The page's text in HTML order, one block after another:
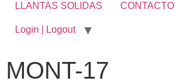
LLANTAS SOLIDAS CONTACTO
Login | Logout
MONT-17